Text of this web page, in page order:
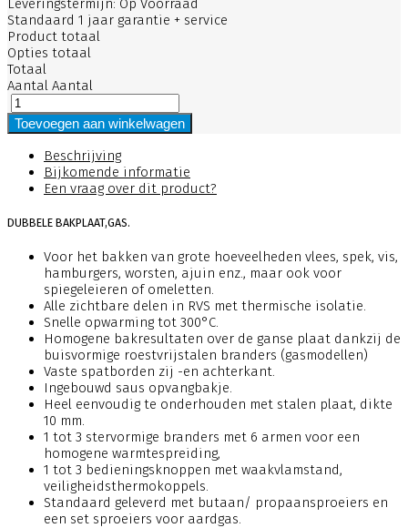
Leveringstermijn: Op Voorraad
Standaard 1 jaar garantie + service
Product totaal
Opties totaal
Totaal
Aantal Aantal
Toevoegen aan winkelwagen
Beschrijving
Bijkomende informatie
Een vraag over dit product?
DUBBELE BAKPLAAT,GAS.
Voor het bakken van grote hoeveelheden vlees, spek, vis,
hamburgers, worsten, ajuin enz., maar ook voor
spiegeleieren of omeletten.
Alle zichtbare delen in RVS met thermische isolatie.
Snelle opwarming tot 300°C.
Homogene bakresultaten over de ganse plaat dankzij de
buisvormige roestvrijstalen branders (gasmodellen)
Vaste spatborden zij -en achterkant.
Ingebouwd saus opvangbakje.
Heel eenvoudig te onderhouden met stalen plaat, dikte
10 mm.
1 tot 3 stervormige branders met 6 armen voor een
homogene warmtespreiding,
1 tot 3 bedieningsknoppen met waakvlamstand,
veiligheidsthermokoppels.
Standaard geleverd met butaan/ propaansproeiers en
een set sproeiers voor aardgas.